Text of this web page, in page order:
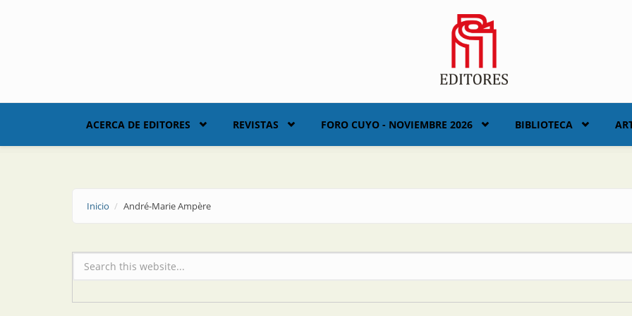
ACERCA DE EDITORES REVISTAS FORO CUYO - NOVIEMBRE 2026 BIBLIOTECA
Inicio André-Marie Ampère
Formulario de búsqueda